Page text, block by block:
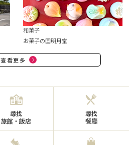
和菓子
お菓子の国明月堂
查看更多
尋找
旅館・飯店
尋找
餐廳